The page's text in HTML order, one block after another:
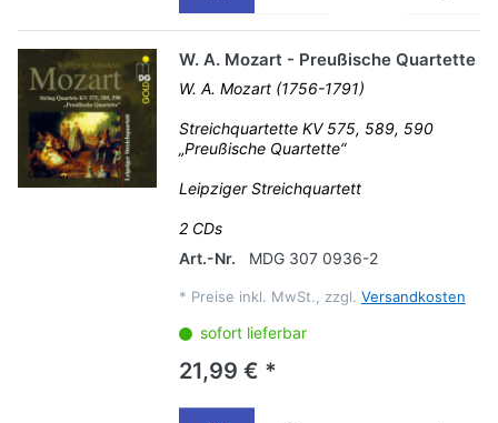
W. A. Mozart - Preußische Quartette
W. A. Mozart (1756-1791)
Streichquartette KV 575, 589, 590
„Preußische Quartette“
Leipziger Streichquartett
2 CDs
Art.-Nr.
MDG 307 0936-2
* Preise inkl. MwSt., zzgl. Versandkosten
sofort lieferbar
21,99 € *